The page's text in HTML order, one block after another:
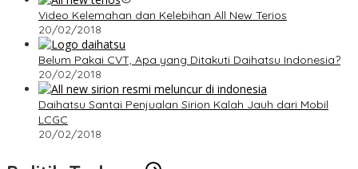
Video Kelemahan dan Kelebihan All New Terios
20/02/2018
Belum Pakai CVT, Apa yang Ditakuti Daihatsu Indonesia?
20/02/2018
Daihatsu Santai Penjualan Sirion Kalah Jauh dari Mobil
LCGC
20/02/2018